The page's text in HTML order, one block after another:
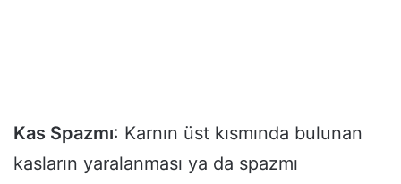
Kas Spazmı: Karnın üst kısmında bulunan
kasların yaralanması ya da spazmı